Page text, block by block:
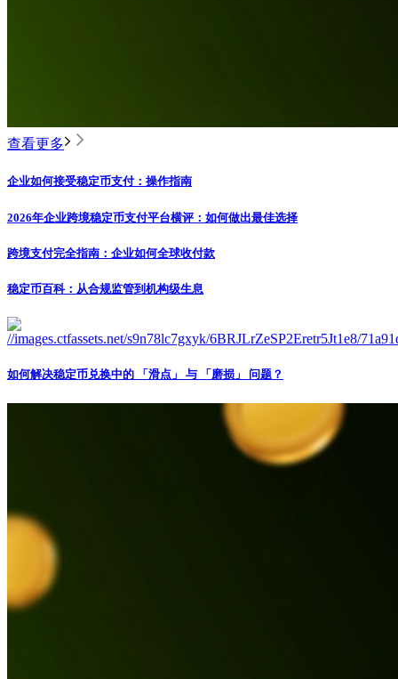
查看更多
企业如何接受稳定币支付：操作指南
2026年企业跨境稳定币支付平台横评：如何做出最佳选择
跨境支付完全指南：企业如何全球收付款
稳定币百科：从合规监管到机构级生息
如何解决稳定币兑换中的 「滑点」 与 「磨损」 问题？